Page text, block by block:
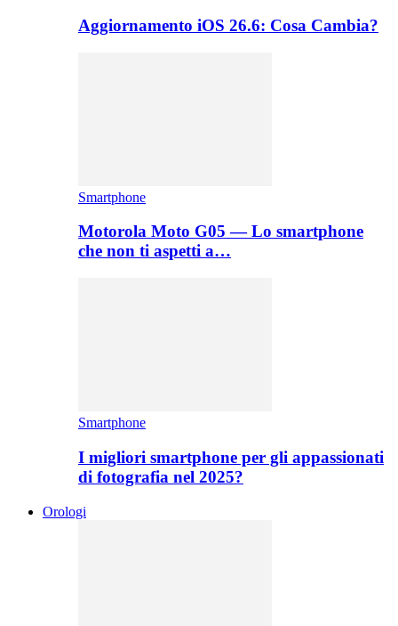
Aggiornamento iOS 26.6: Cosa Cambia?
Smartphone
Motorola Moto G05 — Lo smartphone
che non ti aspetti a…
Smartphone
I migliori smartphone per gli appassionati
di fotografia nel 2025?
Orologi